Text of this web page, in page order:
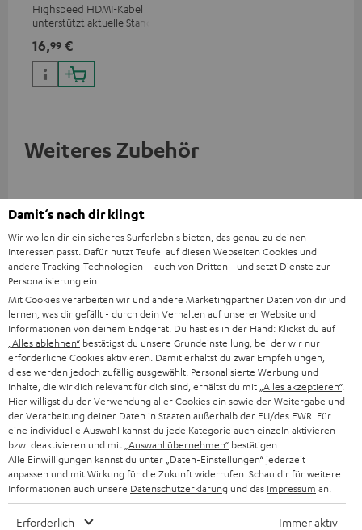
Highspeed HDMI-Kabel
unterstützt aktuelle Standards
16,99 €
Weiteres Zubehör
YAMAHA CD-S303
Hochwertiger CD-Player mit
beeindruckendem Sound und
wertiger Verarbeitung
Deal
319,‐€
379,‐€Letzter niedrigster Preis
379,‐€UVP
Panasonic Blu-ray Player
DP-UB154
Ultra HD 4K Blu-ray Player mit
Dolby Atmos und Multi HDR-
Unterstützung inklusive
HDR10+ für eine überragende
Bildqualität mit lebensechten
Kontrasten und Farben
179,‐ €
Damit‘s nach dir klingt
Wir wollen dir ein sicheres Surferlebnis bieten, das genau zu deinen
Interessen passt. Dafür nutzt Teufel auf diesen Webseiten Cookies und
andere Tracking-Technologien – auch von Dritten - und setzt Dienste zur
Personalisierung ein.
Mit Cookies verarbeiten wir und andere Marketingpartner Daten von dir und
lernen, was dir gefällt - durch dein Verhalten auf unserer Website und
Informationen von deinem Endgerät. Du hast es in der Hand: Klickst du auf
„Alles ablehnen“ bestätigst du unsere Grundeinstellung, bei der wir nur
erforderliche Cookies aktivieren. Damit erhältst du zwar Empfehlungen,
diese werden jedoch zufällig ausgewählt. Personalisierte Werbung und
Inhalte, die wirklich relevant für dich sind, erhältst du mit „Alles akzeptieren“.
Hier willigst du der Verwendung aller Cookies ein sowie der Weitergabe und
der Verarbeitung deiner Daten in Staaten außerhalb der EU/des EWR. Für
eine individuelle Auswahl kannst du jede Kategorie auch einzeln aktivieren
bzw. deaktivieren und mit „Auswahl übernehmen“ bestätigen.
Alle Einwilligungen kannst du unter „Daten-Einstellungen“ jederzeit
anpassen und mit Wirkung für die Zukunft widerrufen. Schau dir für weitere
Informationen auch unsere Datenschutzerklärung und das Impressum an.
Erforderlich Immer aktiv